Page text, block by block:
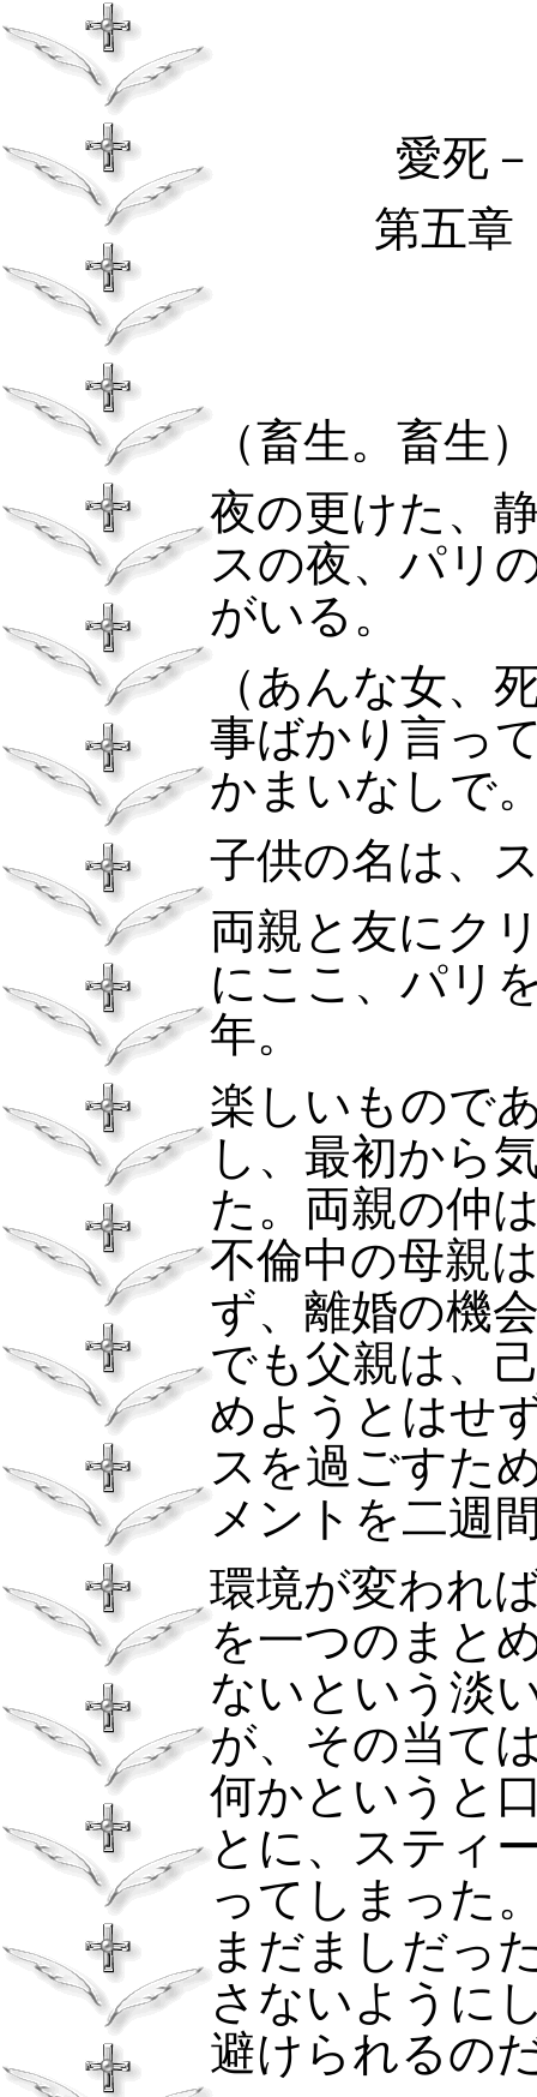
愛死
第五章
（畜生。畜生）
夜の更けた、
スの夜、パリ
がいる。
（あんな女、
事ばかり言っ
かまいなしで
子供の名は、
両親と友にク
にここ、パリ
年。
楽しいもので
し、最初から
た。両親の仲
不倫中の母親
ず、離婚の機
でも父親は、
めようとはせ
スを過ごすた
メントを二週
環境が変われ
を一つのまと
ないという淡
が、その当て
何かというと
とに、スティ
ってしまった
まだましだっ
さないように
避けられるの